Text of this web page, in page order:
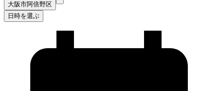
大阪市阿倍野区
日時を選ぶ